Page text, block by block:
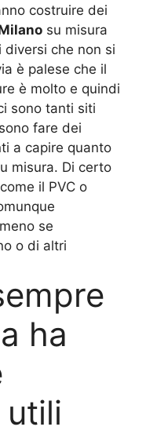
costruire dei
su misura
diversi che non si
è palese che il
è molto e quindi
sono tanti siti
fare dei
a capire quanto
misura. Di certo
il PVC o
se
o di altri
ha